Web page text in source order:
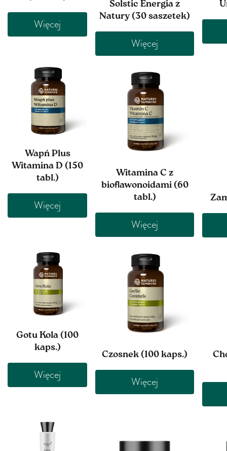
Więcej
Solstic Energia z
Natury (30 saszetek)
Więcej
Wapń Plus
Witamina D (150
tabl.)
Więcej
Witamina C z
bioﬂawonoidami (60
tabl.)
Więcej
Gotu Kola (100
kaps.)
Więcej
Czosnek (100 kaps.)
Więcej